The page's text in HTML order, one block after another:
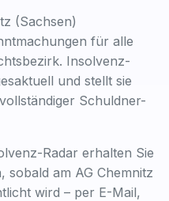
(Sachsen)
für alle
Insolvenz-
und stellt sie
Schuldner-
Radar erhalten Sie
sobald am AG Chemnitz
wird – per E-Mail,